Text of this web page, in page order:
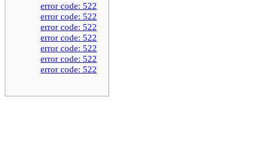
error code: 522
error code: 522
error code: 522
error code: 522
error code: 522
error code: 522
error code: 522